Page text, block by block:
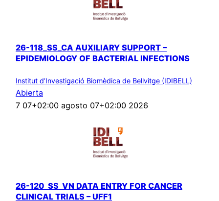
26-118_SS_CA AUXILIARY SUPPORT –
EPIDEMIOLOGY OF BACTERIAL INFECTIONS
Institut d’Investigació Biomèdica de Bellvitge (IDIBELL)
Abierta
7 07+02:00 agosto 07+02:00 2026
26-120_SS_VN DATA ENTRY FOR CANCER
CLINICAL TRIALS – UFF1